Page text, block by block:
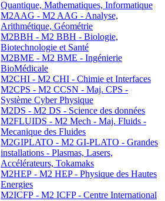
Quantique, Mathematiques, Informatique
M2AAG - M2 AAG - Analyse,
Arithmétique, Géométrie
M2BBH - M2 BBH - Biologie,
Biotechnologie et Santé
M2BME - M2 BME - Ingénierie
BioMédicale
M2CHI - M2 CHI - Chimie et Interfaces
M2CPS - M2 CCSN - Maj. CPS -
Système Cyber Physique
M2DS - M2 DS - Science des données
M2FLUIDS - M2 Mech - Maj. Fluids -
Mecanique des Fluides
M2GIPLATO - M2 GI-PLATO - Grandes
installations - Plasmas, Lasers,
Accélérateurs, Tokamaks
M2HEP - M2 HEP - Physique des Hautes
Energies
M2ICFP - M2 ICFP - Centre International